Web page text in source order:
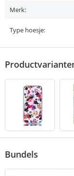
Merk:
Type hoesje:
Bundels